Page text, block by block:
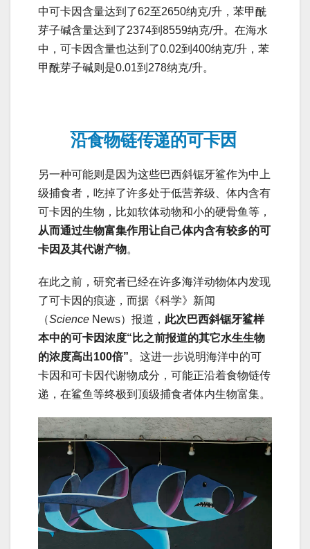
中可卡因含量达到了62至2650纳克/升，苯甲酰
芽子碱含量达到了2374到8559纳克/升。在海水
中，可卡因含量也达到了0.02到400纳克/升，苯
甲酰芽子碱则是0.01到278纳克/升。
沿食物链传递的可卡因
另一种可能则是因为这些巴西斜锯牙鲨作为中上
级捕食者，吃掉了许多处于低营养级、体内含有
可卡因的生物，比如软体动物和小的硬骨鱼等，
从而通过生物富集作用让自己体内含有较多的可
卡因及其代谢产物。
在此之前，研究者已经在许多海洋动物体内发现
了可卡因的痕迹，而据《科学》新闻
（Science News）报道， 此次巴西斜锯牙鲨样
本中的可卡因浓度“比之前报道的其它水生生物
的浓度高出100倍”。这进一步说明海洋中的可
卡因和可卡因代谢物成分，可能正沿着食物链传
递，在鲨鱼等终极到顶级捕食者体内生物富集。